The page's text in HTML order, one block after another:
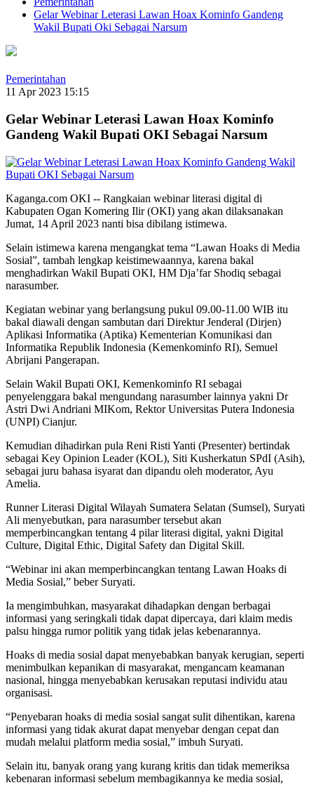
Gelar Webinar Leterasi Lawan Hoax Kominfo Gandeng
Wakil Bupati Oki Sebagai Narsum
Pemerintahan
11 Apr 2023 15:15
Gelar Webinar Leterasi Lawan Hoax Kominfo
Gandeng Wakil Bupati OKI Sebagai Narsum
Kaganga.com OKI -- Rangkaian webinar literasi digital di
Kabupaten Ogan Komering Ilir (OKI) yang akan dilaksanakan
Jumat, 14 April 2023 nanti bisa dibilang istimewa.
Selain istimewa karena mengangkat tema “Lawan Hoaks di Media
Sosial”, tambah lengkap keistimewaannya, karena bakal
menghadirkan Wakil Bupati OKI, HM Dja’far Shodiq sebagai
narasumber.
Kegiatan webinar yang berlangsung pukul 09.00-11.00 WIB itu
bakal diawali dengan sambutan dari Direktur Jenderal (Dirjen)
Aplikasi Informatika (Aptika) Kementerian Komunikasi dan
Informatika Republik Indonesia (Kemenkominfo RI), Semuel
Abrijani Pangerapan.
Selain Wakil Bupati OKI, Kemenkominfo RI sebagai
penyelenggara bakal mengundang narasumber lainnya yakni Dr
Astri Dwi Andriani MIKom, Rektor Universitas Putera Indonesia
(UNPI) Cianjur.
Kemudian dihadirkan pula Reni Risti Yanti (Presenter) bertindak
sebagai Key Opinion Leader (KOL), Siti Kusherkatun SPdI (Asih),
sebagai juru bahasa isyarat dan dipandu oleh moderator, Ayu
Amelia.
Runner Literasi Digital Wilayah Sumatera Selatan (Sumsel), Suryati
Ali menyebutkan, para narasumber tersebut akan
memperbincangkan tentang 4 pilar literasi digital, yakni Digital
Culture, Digital Ethic, Digital Safety dan Digital Skill.
“Webinar ini akan memperbincangkan tentang Lawan Hoaks di
Media Sosial,” beber Suryati.
Ia mengimbuhkan, masyarakat dihadapkan dengan berbagai
informasi yang seringkali tidak dapat dipercaya, dari klaim medis
palsu hingga rumor politik yang tidak jelas kebenarannya.
Hoaks di media sosial dapat menyebabkan banyak kerugian, seperti
menimbulkan kepanikan di masyarakat, mengancam keamanan
nasional, hingga menyebabkan kerusakan reputasi individu atau
organisasi.
“Penyebaran hoaks di media sosial sangat sulit dihentikan, karena
informasi yang tidak akurat dapat menyebar dengan cepat dan
mudah melalui platform media sosial,” imbuh Suryati.
Selain itu, banyak orang yang kurang kritis dan tidak memeriksa
kebenaran informasi sebelum membagikannya ke media sosial,